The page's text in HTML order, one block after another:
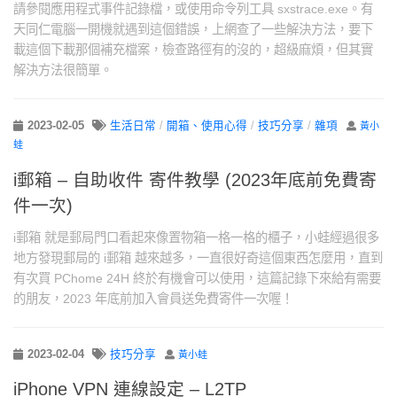
請參閱應用程式事件記錄檔，或使用命令列工具 sxstrace.exe。有
天同仁電腦一開機就遇到這個錯誤，上網查了一些解決方法，要下
載這個下載那個補充檔案，檢查路徑有的沒的，超級麻煩，但其實
解決方法很簡單。
2023-02-05 生活日常 / 開箱、使用心得 / 技巧分享 / 雜項
黃小
蛙
i郵箱 – 自助收件 寄件教學 (2023年底前免費寄
件一次)
i郵箱 就是郵局門口看起來像置物箱一格一格的櫃子，小蛙經過很多
地方發現郵局的 i郵箱 越來越多，一直很好奇這個東西怎麼用，直到
有次買 PChome 24H 終於有機會可以使用，這篇記錄下來給有需要
的朋友，2023 年底前加入會員送免費寄件一次喔！
2023-02-04 技巧分享 黃小蛙
iPhone VPN 連線設定 – L2TP